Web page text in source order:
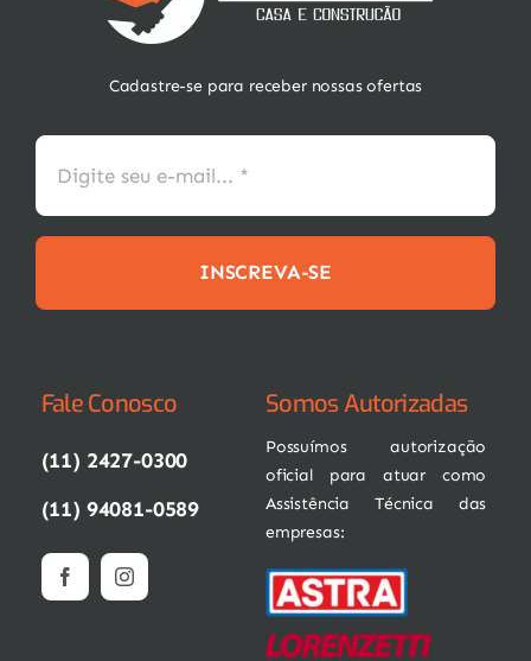
Cadastre-se para receber nossas ofertas
INSCREVA-SE
Fale Conosco
(11) 2427-0300
(11) 94081-0589
Somos Autorizadas
Possuímos autorização
oficial para atuar como
Assistência Técnica das
empresas: